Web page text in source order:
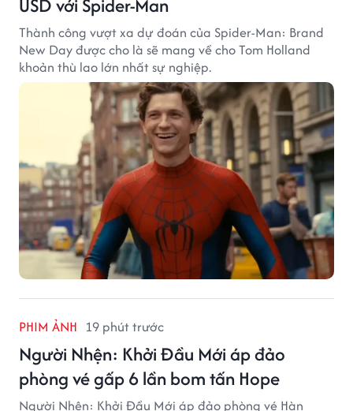
Thành công vượt xa dự đoán của Spider-Man: Brand
New Day được cho là sẽ mang về cho Tom Holland
khoản thù lao lớn nhất sự nghiệp.
PHIM ẢNH 19 phút trước
Người Nhện: Khởi Đầu Mới áp đảo
phòng vé gấp 6 lần bom tấn Hope
Người Nhện: Khởi Đầu Mới áp đảo phòng vé Hàn